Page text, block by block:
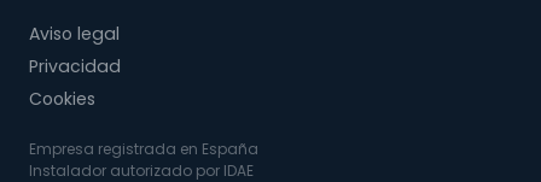
Aviso legal
Privacidad
Cookies
Empresa registrada en España
Instalador autorizado por IDAE